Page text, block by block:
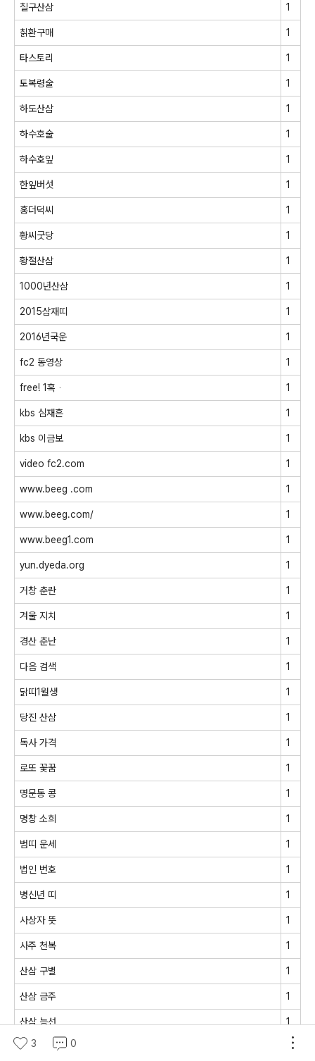
칠구산삼 1
칡환구매 1
타스토리 1
토복령술 1
하도산삼 1
하수호술 1
하수호잎 1
한잎버섯 1
홍더덕씨 1
황씨굿당 1
황절산삼 1
1000년산삼 1
2015삼재띠 1
2016년국운 1
fc2 동영상 1
free! 1혹ᆞ 1
kbs 심재흔 1
kbs 이금보 1
video fc2.com 1
www.beeg .com 1
www.beeg.com/ 1
www.beeg1.com 1
yun.dyeda.org 1
거창 춘란 1
겨울 지치 1
경산 춘난 1
다음 검색 1
닭띠1월생 1
당진 산삼 1
독사 가격 1
로또 꽃꿈 1
명문동 콩 1
명창 소희 1
범띠 운세 1
법인 번호 1
병신년 띠 1
사상자 뜻 1
사주 천복 1
산삼 구별 1
산삼 금주 1
산삼 능선 1
산삼 많이
3 0